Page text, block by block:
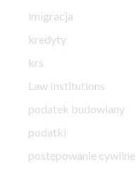
imigracja
kredyty
krs
Law Institutions
podatek budowlany
podatki
postępowanie cywilne